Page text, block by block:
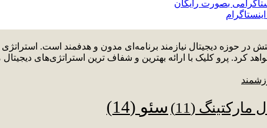
در حوزه دیجیتال نیازمند برنامه‌ای مدون و هدفمند است.
کرد. پرو کلیک با ارائه بهترین و شفاف ترین استراتژی‌های
مارکتینگ (11) سئو (14)